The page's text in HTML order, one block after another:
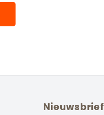
Nieuwsbrief